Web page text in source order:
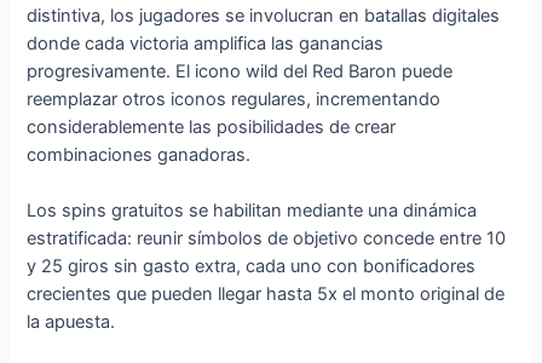
distintiva, los jugadores se involucran en batallas digitales
donde cada victoria amplifica las ganancias
progresivamente. El icono wild del Red Baron puede
reemplazar otros iconos regulares, incrementando
considerablemente las posibilidades de crear
combinaciones ganadoras.
Los spins gratuitos se habilitan mediante una dinámica
estratificada: reunir símbolos de objetivo concede entre 10
y 25 giros sin gasto extra, cada uno con bonificadores
crecientes que pueden llegar hasta 5x el monto original de
la apuesta.